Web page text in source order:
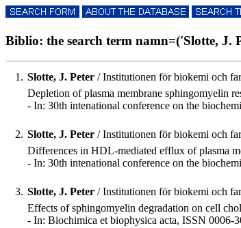
Biblio: the search term namn=('Slotte, J.
1. Slotte, J. Peter / Institutionen för biokemi och
Depletion of plasma membrane sphingomyelin
- In: 30th intenational conference on the
2. Slotte, J. Peter / Institutionen för biokemi och
Differences in HDL-mediated efflux of plasma
- In: 30th intenational conference on the
3. Slotte, J. Peter / Institutionen för biokemi och
Effects of sphingomyelin degradation on cell
- In: Biochimica et biophysica acta, ISSN 0006-